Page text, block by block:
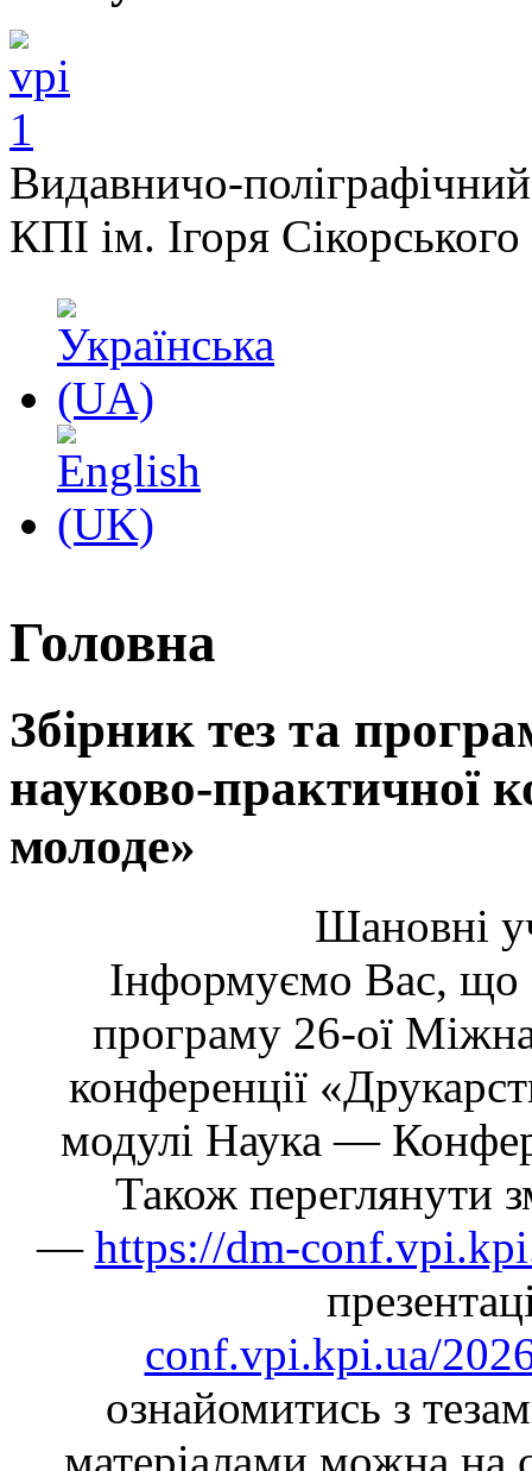
Видавничо-
КПІ ім. Ігоря Сікорського
Головна
Збірник тез та
науково-практичної
молоде»
Шановні
Інформуємо Вас, що
програму 26-ої
конференції
модулі Наука —
Також переглянути
— https://dm-
conf.vpi.kpi.ua/
ознайомитись з
матеріалами можна на